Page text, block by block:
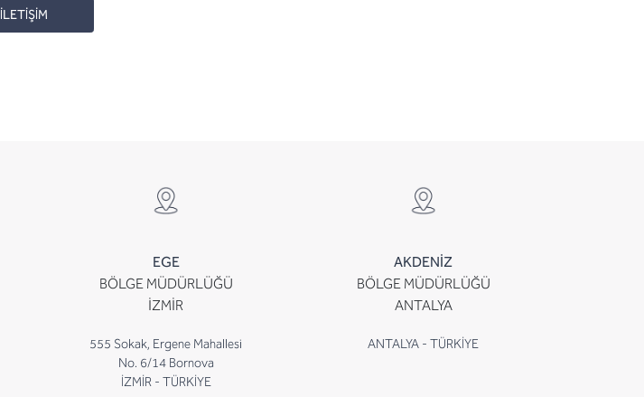
İLETİŞİM
EGE
BÖLGE MÜDÜRLÜĞÜ
İZMİR
555 Sokak, Ergene Mahallesi
No. 6/14 Bornova
İZMİR - TÜRKİYE
AKDENİZ
BÖLGE MÜDÜRLÜĞÜ
ANTALYA
ANTALYA - TÜRKİYE